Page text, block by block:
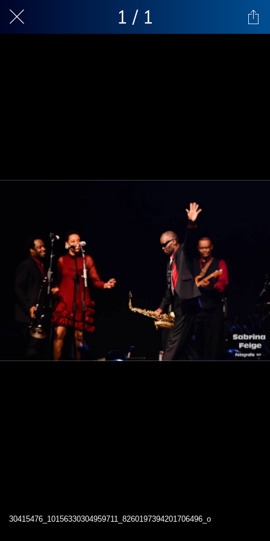
1 / 1
30415476_10156330304959711_8260197394201706496_o